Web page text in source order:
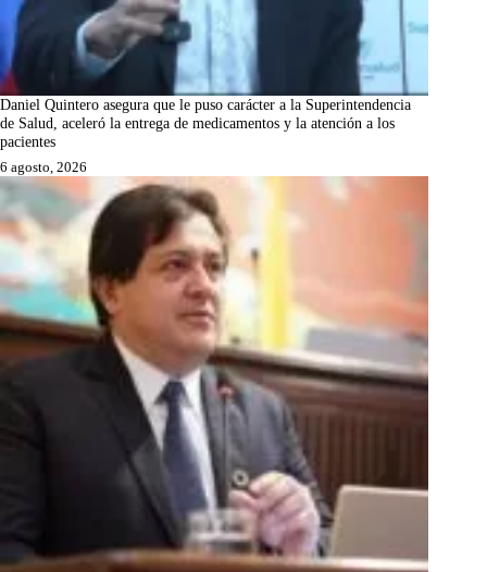
Daniel Quintero asegura que le puso carácter a la Superintendencia
de Salud, aceleró la entrega de medicamentos y la atención a los
pacientes
6 agosto, 2026